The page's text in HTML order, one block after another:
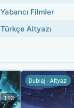
Yabancı Filmler
Türkçe Altyazı
113
Dublaj - Altyazı